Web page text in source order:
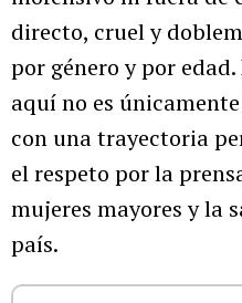
directo, cruel y
por género y por
aquí no es
con una trayectoria
el respeto por la
mujeres mayores y la
país.